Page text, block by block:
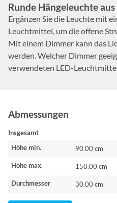
Runde Hängeleuchte
Ergänzen Sie die Leuchte mit
Leuchtmittel, um die offene
Mit einem Dimmer kann das
werden. Welcher Dimmer
verwendeten LED-
Abmessungen
Insgesamt
Höhe min.
90.00 cm
Höhe max. 150.00 cm
Durchmesser 30.00 cm